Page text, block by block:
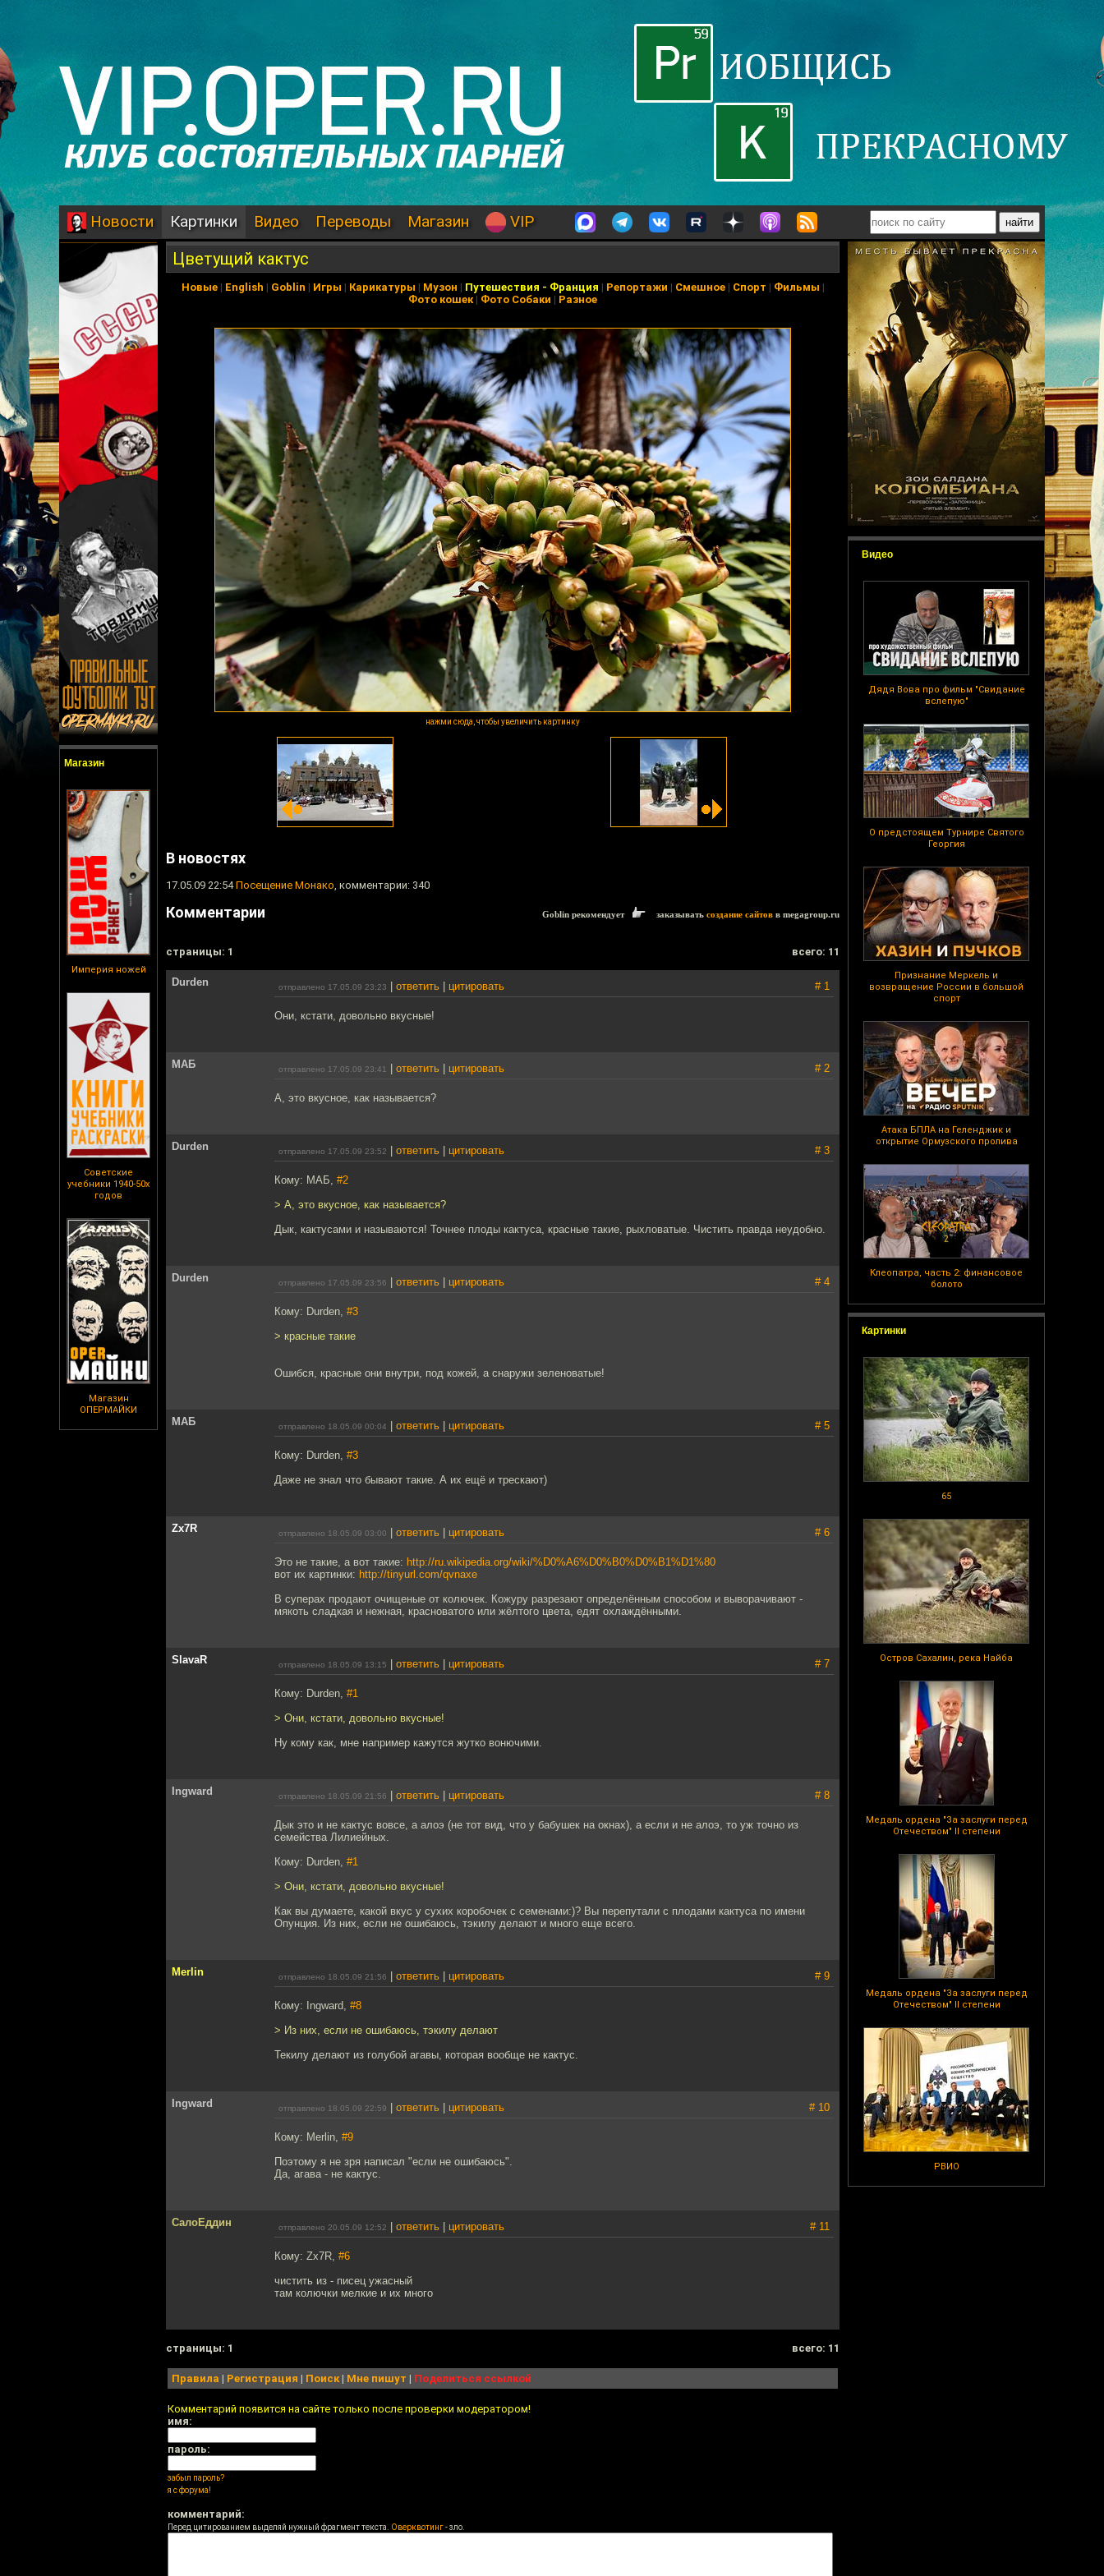
Новости Картинки Видео Переводы Магазин VIP
Магазин
Империя ножей
Советские
учебники 1940-50х
годов
Магазин
ОПЕРМАЙКИ
Видео
Дядя Вова про фильм "Свидание
вслепую"
О предстоящем Турнире Святого
Георгия
Признание Меркель и
возвращение России в большой
спорт
Атака БПЛА на Геленджик и
открытие Ормузского пролива
Клеопатра, часть 2: финансовое
болото
Картинки
65
Остров Сахалин, река Найба
Медаль ордена "За заслуги перед
Отечеством" II степени
Медаль ордена "За заслуги перед
Отечеством" II степени
РВИО
Цветущий кактус
Новые| English | Goblin | Игры | Карикатуры | Музон | Путешествия - Франция | Репортажи | Смешное| Спорт | Фильмы |
Фото кошек| Фото Собаки | Разное
нажми сюда, чтобы увеличить картинку
В новостях
17.05.09 22:54Посещение Монако, комментарии: 340
Комментарии Goblin рекомендует заказывать создание сайтов в megagroup.ru
cтраницы: 1 всего: 11
Durden отправлено 17.05.09 23:23 ответить цитировать # 1
Они, кстати, довольно вкусные!
МАБ отправлено 17.05.09 23:41 ответить цитировать # 2
А, это вкусное, как называется?
Durden отправлено 17.05.09 23:52 ответить цитировать # 3
Кому: МАБ, #2
> А, это вкусное, как называется?
Дык, кактусами и называются! Точнее плоды кактуса, красные такие, рыхловатые. Чистить правда неудобно.
Durden отправлено 17.05.09 23:56 ответить цитировать # 4
Кому: Durden, #3
> красные такие
Ошибся, красные они внутри, под кожей, а снаружи зеленоватые!
МАБ отправлено 18.05.09 00:04 ответить цитировать # 5
Кому: Durden, #3
Даже не знал что бывают такие. А их ещё и трескают)
Zx7R отправлено 18.05.09 03:00 ответить цитировать # 6
Это не такие, а вот такие: http://ru.wikipedia.org/wiki/%D0%A6%D0%B0%D0%B1%D1%80
вот их картинки: http://tinyurl.com/qvnaxe
В суперах продают очищеные от колючек. Кожуру разрезают определённым способом и выворачивают -
мякоть сладкая и нежная, красноватого или жёлтого цвета, едят охлаждёнными.
SlavaR отправлено 18.05.09 13:15 ответить цитировать # 7
Кому: Durden, #1
> Они, кстати, довольно вкусные!
Ну кому как, мне например кажутся жутко вонючими.
Ingward отправлено 18.05.09 21:56 ответить цитировать # 8
Дык это и не кактус вовсе, а алоэ (не тот вид, что у бабушек на окнах), а если и не алоэ, то уж точно из
семейства Лилиейных.
Кому: Durden, #1
> Они, кстати, довольно вкусные!
Как вы думаете, какой вкус у сухих коробочек с семенами:)? Вы перепутали с плодами кактуса по имени
Опунция. Из них, если не ошибаюсь, тэкилу делают и много еще всего.
Merlin отправлено 18.05.09 21:56 ответить цитировать # 9
Кому: Ingward, #8
> Из них, если не ошибаюсь, тэкилу делают
Текилу делают из голубой агавы, которая вообще не кактус.
Ingward отправлено 18.05.09 22:59 ответить цитировать # 10
Кому: Merlin, #9
Поэтому я не зря написал "если не ошибаюсь".
Да, агава - не кактус.
СалоЕддин отправлено 20.05.09 12:52 ответить цитировать # 11
Кому: Zx7R, #6
чистить из - писец ужасный
там колючки мелкие и их много
cтраницы: 1 всего: 11
Правила | Регистрация | Поиск| Мне пишут | Поделиться ссылкой
Комментарий появится на сайте только после проверки модератором!
имя:
пароль:
забыл пароль?
я с форума!
комментарий:
Перед цитированием выделяй нужный фрагмент текста. Оверквотинг- зло.